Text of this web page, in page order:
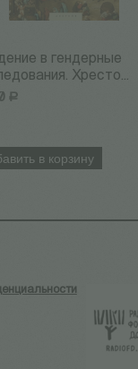
в гендерные
Хресто...
Р
в корзину